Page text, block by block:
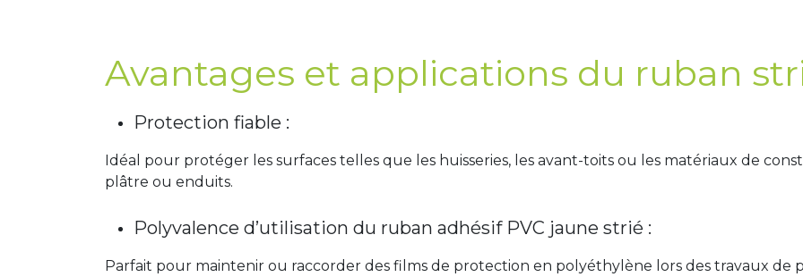
Avantages et applications du ruban
Protection fiable :
Idéal pour protéger les surfaces telles que les huisseries, les avant-toits ou les matériaux de
plâtre ou enduits.
Polyvalence d’utilisation du ruban adhésif PVC jaune strié :
Parfait pour maintenir ou raccorder des films de protection en polyéthylène lors des travaux de